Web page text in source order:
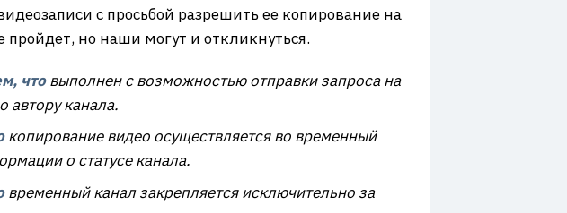
с просьбой разрешить ее копирование на
но наши могут и откликнуться.
чтовыполнен с возможностью отправки запроса на
автору канала.
копирование видео осуществляется во временный
о статусе канала.
временный канал закрепляется исключительно за